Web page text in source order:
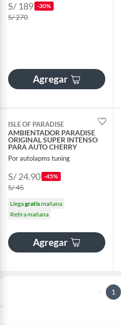
S/ 189 -30%
S/ 270
Agregar
ISLE OF PARADISE
AMBIENTADOR PARADISE
ORIGINAL SUPER INTENSO
PARA AUTO CHERRY
Por autolapms tuning
S/ 24.90 -45%
S/ 45
Llegagratismañana
Retira mañana
Agregar
1